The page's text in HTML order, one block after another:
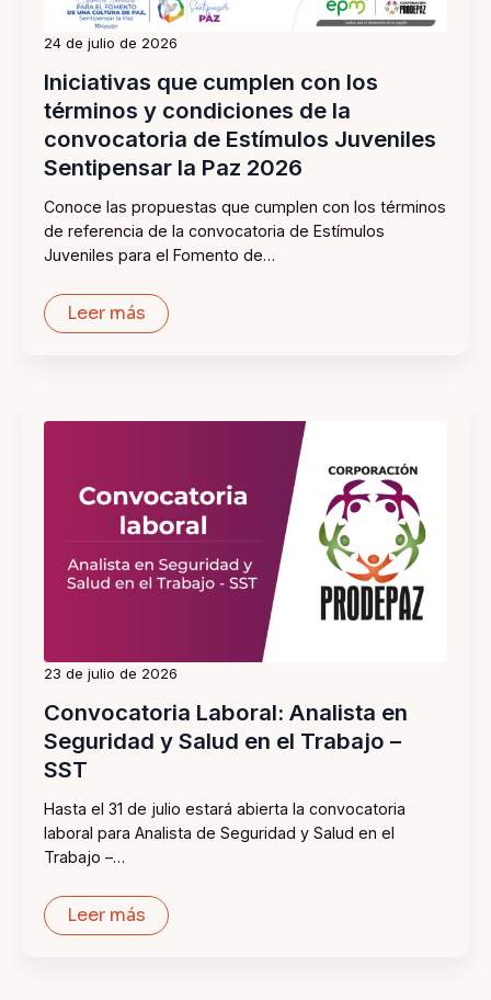
Iniciativas que cumplen con los
términos y condiciones de la
convocatoria de Estímulos Juveniles
Sentipensar la Paz 2026
24 de julio de 2026
Conoce las propuestas que cumplen con los términos
de referencia de la convocatoria de Estímulos
Juveniles para el Fomento de…
Leer más
Convocatoria Laboral: Analista en
Seguridad y Salud en el Trabajo –
SST
23 de julio de 2026
Hasta el 31 de julio estará abierta la convocatoria
laboral para Analista de Seguridad y Salud en el
Trabajo –…
Leer más